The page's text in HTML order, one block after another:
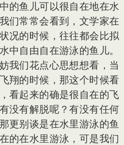
的鱼儿可以很自在地在水
们常常会看到，文学家在
况的时候，往往都会比拟
中自由自在游泳的鱼儿。
我们花点心思想想看，当
翔的时候，那这个时候看
看起来的确是很自在的飞
没有解脱呢？有没有任何
更别谈是在水里游泳的鱼
的在水里游泳，可是我们